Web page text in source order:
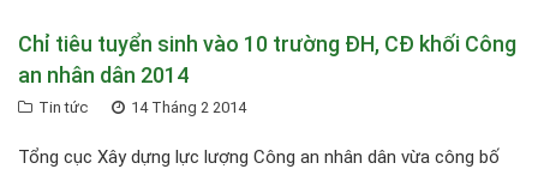
Chỉ tiêu tuyển sinh vào 10 trường ĐH, CĐ khối Công
an nhân dân 2014
Tin tức 14 Tháng 2 2014
Tổng cục Xây dựng lực lượng Công an nhân dân vừa công bố